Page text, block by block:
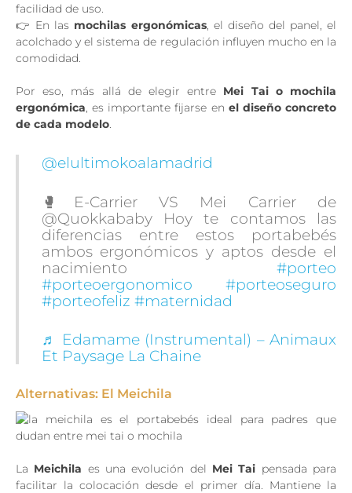
facilidad de uso.
👉 En las mochilas ergonómicas, el diseño del panel, el
acolchado y el sistema de regulación influyen mucho en la
comodidad.
Por eso, más allá de elegir entre Mei Tai o mochila
ergonómica , es importante fijarse en el diseño concreto
de cada modelo
@elultimokoalamadrid
🥊E-Carrier VS Mei Carrier de
@Quokkababy Hoy te contamos las
diferencias entre estos portabebés
ambos ergonómicos y aptos desde el
nacimiento #porteo
#porteoergonomico
#porteoseguro
#porteofeliz #maternidad
♬ Edamame (Instrumental) – Animaux
Et Paysage La Chaine
Alternativas: El Meichila
La Meichila es una evolución del Mei Tai pensada para
facilitar la colocación desde el primer día. Mantiene la